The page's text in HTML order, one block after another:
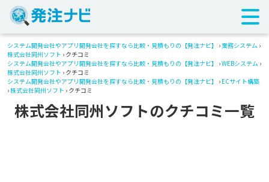
システム開発会社やアプリ開発会社を探すなら比較・見積もりの【発注ナビ】 › 業務システム ›
株式会社同州ソフト › クチコミ
システム開発会社やアプリ開発会社を探すなら比較・見積もりの【発注ナビ】
›WEBシステム ›
株式会社同州ソフト › クチコミ
システム開発会社やアプリ開発会社を探すなら比較・見積もりの【発注ナビ】
› ECサイト構築
›株式会社同州ソフト › クチコミ
株式会社同州ソフトのクチコミ一覧